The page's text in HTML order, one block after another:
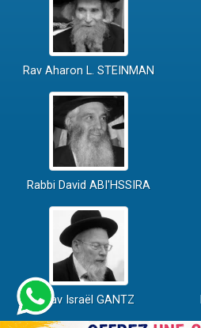
Rav Aharon L. STEINMAN
Rabbi David ABI'HSSIRA
Rav Israël GANTZ